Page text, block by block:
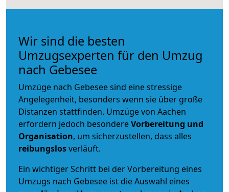
Wir sind die besten
Umzugsexperten für den Umzug
nach Gebesee
Umzüge nach Gebesee sind eine stressige
Angelegenheit, besonders wenn sie über große
Distanzen stattfinden. Umzüge von Aachen
erfordern jedoch besondereVorbereitung und
Organisation, um sicherzustellen, dass alles
reibungslosverläuft.
Ein wichtiger Schritt bei der Vorbereitung eines
Umzugs nach Gebesee ist die Auswahl eines